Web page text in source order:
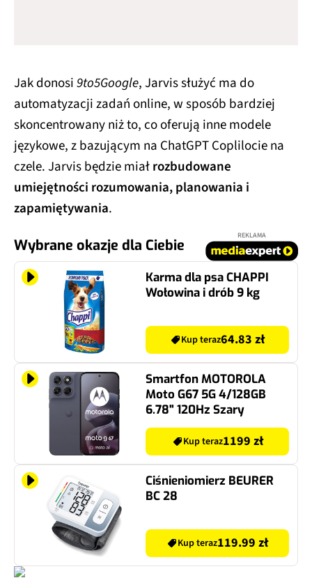
Jak donosi9to5Google, Jarvis służyć ma do
automatyzacji zadań online, w sposób bardziej
skoncentrowany niż to, co oferują inne modele
językowe, z bazującym na ChatGPT Coplilocie na
czele. Jarvis będzie miałrozbudowane
umiejętności rozumowania, planowania i
zapamiętywania.
Wybrane okazje dla Ciebie
REKLAMA
Karma dla psa CHAPPI
Wołowina i drób 9 kg
Kup teraz64.83 zł
Smartfon MOTOROLA
Moto G67 5G 4/128GB
6.78" 120Hz Szary
Kup teraz1199 zł
Ciśnieniomierz BEURER
BC 28
Kup teraz119.99 zł